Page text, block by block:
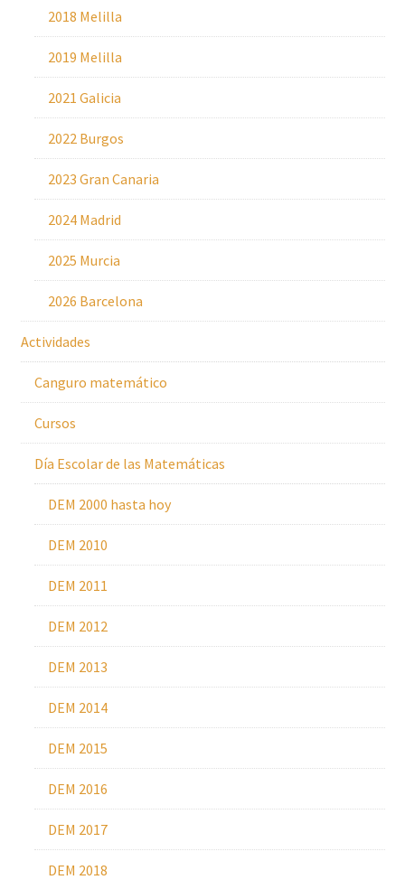
2018 Melilla
2019 Melilla
2021 Galicia
2022 Burgos
2023 Gran Canaria
2024 Madrid
2025 Murcia
2026 Barcelona
Actividades
Canguro matemático
Cursos
Día Escolar de las Matemáticas
DEM 2000 hasta hoy
DEM 2010
DEM 2011
DEM 2012
DEM 2013
DEM 2014
DEM 2015
DEM 2016
DEM 2017
DEM 2018